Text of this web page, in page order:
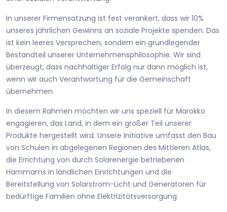
In unserer Firmensatzung ist fest verankert, dass wir 10%
unseres jährlichen Gewinns an soziale Projekte spenden. Das
ist kein leeres Versprechen, sondern ein grundlegender
Bestandteil unserer Unternehmensphilosophie. Wir sind
überzeugt, dass nachhaltiger Erfolg nur dann möglich ist,
wenn wir auch Verantwortung für die Gemeinschaft
übernehmen.
In diesem Rahmen möchten wir uns speziell für Marokko
engagieren, das Land, in dem ein großer Teil unserer
Produkte hergestellt wird. Unsere Initiative umfasst den Bau
von Schulen in abgelegenen Regionen des Mittleren Atlas,
die Errichtung von durch Solarenergie betriebenen
Hammams in ländlichen Einrichtungen und die
Bereitstellung von Solarstrom-Licht und Generatoren für
bedürftige Familien ohne Elektrizitätsversorgung.